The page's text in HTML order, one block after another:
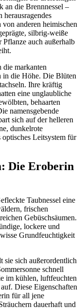
an die Brennnessel –
herausragendes
anderen heimischen
silbrig-weiße
Pflanze auch außerhalb
markanten
in die Höhe. Die Blüten
Ihre kräftig
eine unglaubliche
behaarten
namensgebende
sich auf der helleren
dunkelrote
Leitsystem für
Die Eroberin
Taubnessel eine
frischen
Gebüschsäumen.
lockere und
Grundfeuchtigkeit
sie sich außerordentlich
schnell
im kühlen, luftfeuchten
Diese Eigenschaften
für all jene
dauerhaft und